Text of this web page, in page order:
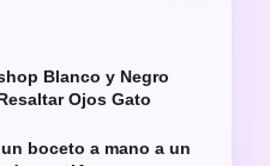
Blanco y Negro
Ojos Gato
boceto a mano a un